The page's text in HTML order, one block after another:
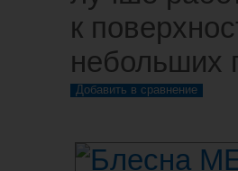
к
небольших